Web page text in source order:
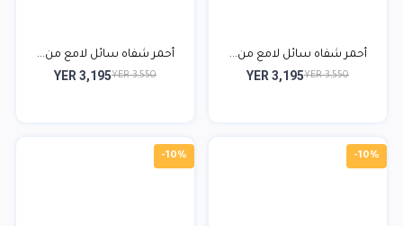
أحمر شفاه سائل لامع من...
YER 3,550
YER 3,195
أحمر شفاه سائل لامع من...
YER 3,550
YER 3,195
-10%
-10%